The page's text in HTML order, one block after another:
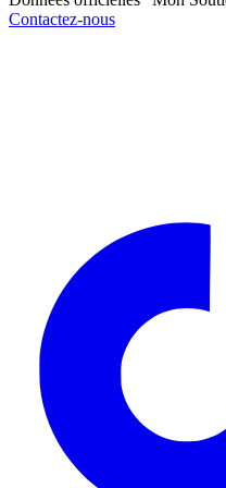
Contactez-nous